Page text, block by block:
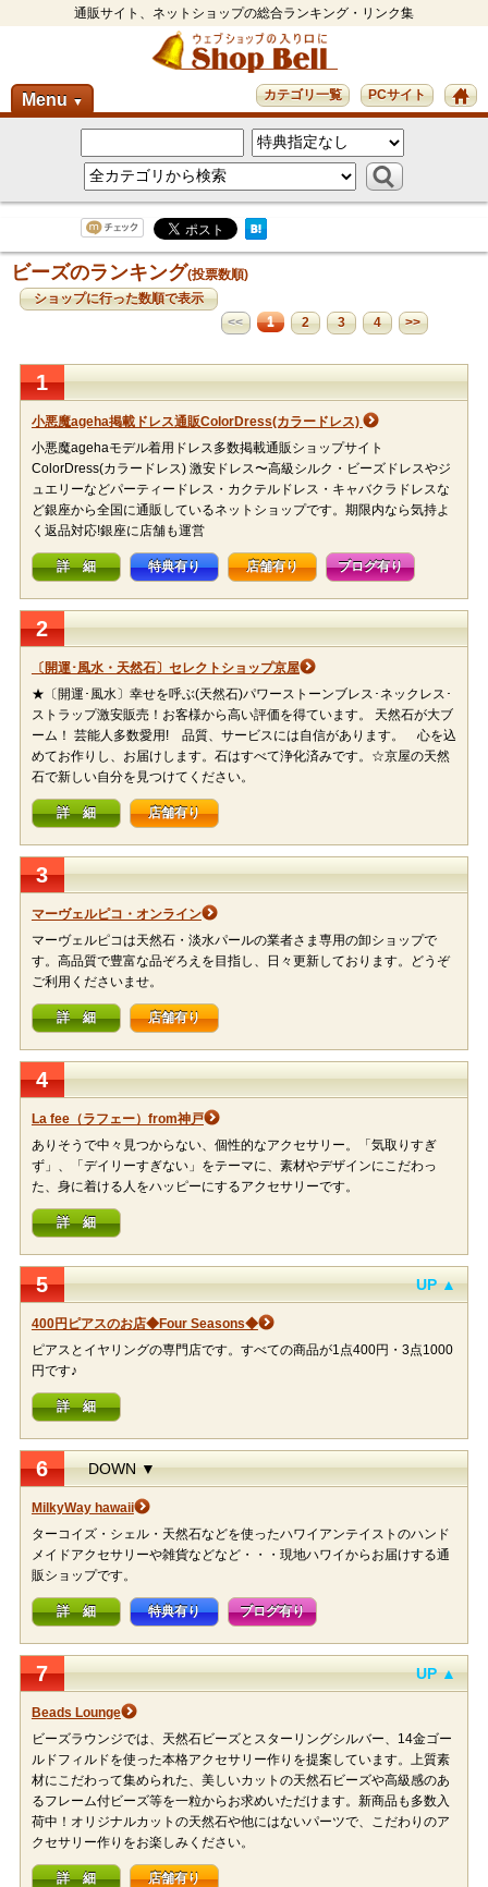
通販サイト、ネットショップの総合ランキング・リンク集
Menu ▼ PCサイト
カテゴリ一覧
ビーズのランキング(投票数順)
ショップに行った数順で表示
<<
1 2 3 4 >>
1
小悪魔ageha掲載ドレス通販ColorDress(カラードレス)
小悪魔agehaモデル着用ドレス多数掲載通販ショップサイト
ColorDress(カラードレス) 激安ドレス〜高級シルク・ビーズドレスやジ
ュエリーなどパーティードレス・カクテルドレス・キャバクラドレスな
ど銀座から全国に通販しているネットショップです。期限内なら気持よ
く返品対応!銀座に店舗も運営
詳 細 特典有り 店舗有り ブログ有り
2
〔開運･風水・天然石〕セレクトショップ京屋
★〔開運･風水〕幸せを呼ぶ(天然石)パワーストーンブレス･ネックレス･
ストラップ激安販売！お客様から高い評価を得ています。 天然石が大ブ
ーム！ 芸能人多数愛用! 品質、サービスには自信があります。 心を込
めてお作りし、お届けします。石はすべて浄化済みです。☆京屋の天然
石で新しい自分を見つけてください。
詳 細 店舗有り
3
マーヴェルピコ・オンライン
マーヴェルピコは天然石・淡水パールの業者さま専用の卸ショップで
す。高品質で豊富な品ぞろえを目指し、日々更新しております。どうぞ
ご利用くださいませ。
詳 細 店舗有り
4
La fee（ラフェー）from神戸
ありそうで中々見つからない、個性的なアクセサリー。「気取りすぎ
ず」、「デイリーすぎない」をテーマに、素材やデザインにこだわっ
た、身に着ける人をハッピーにするアクセサリーです。
詳 細
5 UP ▲
400円ピアスのお店◆Four Seasons◆
ピアスとイヤリングの専門店です。すべての商品が1点400円・3点1000
円です♪
詳 細
6 DOWN ▼
MilkyWay hawaii
ターコイズ・シェル・天然石などを使ったハワイアンテイストのハンド
メイドアクセサリーや雑貨などなど・・・現地ハワイからお届けする通
販ショップです。
詳 細 特典有り ブログ有り
7 UP ▲
Beads Lounge
ビーズラウンジでは、天然石ビーズとスターリングシルバー、14金ゴー
ルドフィルドを使った本格アクセサリー作りを提案しています。上質素
材にこだわって集められた、美しいカットの天然石ビーズや高級感のあ
るフレーム付ビーズ等を一粒からお求めいただけます。新商品も多数入
荷中！オリジナルカットの天然石や他にはないパーツで、こだわりのア
クセサリー作りをお楽しみください。
詳 細 店舗有り